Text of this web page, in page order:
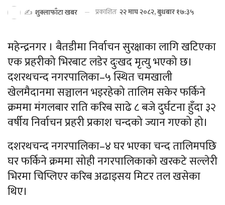
✍️ शुक्लाफाँटा खबर प्रकाशितः २२ माघ २०८२, बुधबार १७:३५
महेन्द्रनगर । बैतडीमा निर्वाचन सुरक्षाका लागि खटिएका
एक प्रहरीको भिरबाट लडेर दुःखद मृत्यु भएको छ।
दशरथचन्द नगरपालिका–५ स्थित चमखाली
खेलमैदानमा सञ्चालन भइरहेको तालिम सकेर फर्किने
क्रममा मंगलबार राति करिब साढे ८ बजे दुर्घटना हुँदा ३२
वर्षीय निर्वाचन प्रहरी प्रकाश चन्दको ज्यान गएको हो।
दशरथचन्द नगरपालिका–४ घर भएका चन्द तालिमपछि
घर फर्किने क्रममा सोही नगरपालिकाको खरकटे सल्लेरी
भिरमा चिप्लिएर करिब अढाइसय मिटर तल खसेका
थिए।